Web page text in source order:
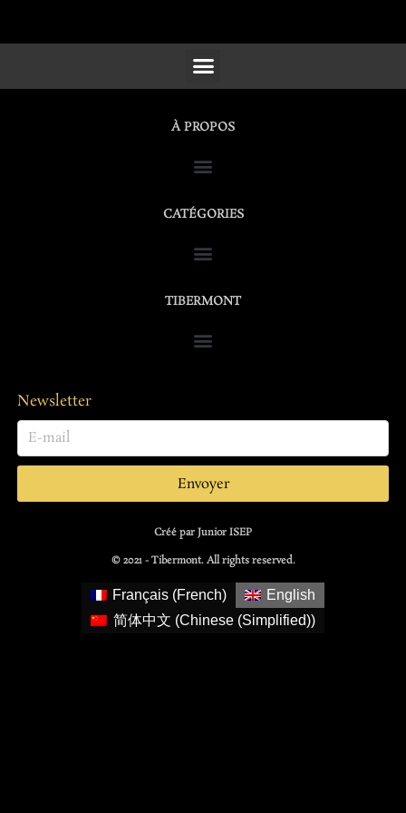
À PROPOS
CATÉGORIES
TIBERMONT
Newsletter
Envoyer
Créé par Junior ISEP
© 2021 - Tibermont. All rights reserved.
Français (French)
English
简体中文 (Chinese (Simplified))